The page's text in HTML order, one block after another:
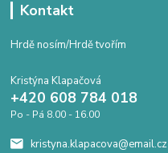
Kontakt
Hrdě nosím/Hrdě tvořím
Kristýna Klapačová
+420 608 784 018
Po - Pá 8.00 - 16.00
kristyna.klapacova@email.cz